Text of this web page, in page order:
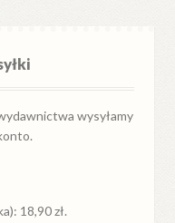
wysyłamy
18,90 zł.